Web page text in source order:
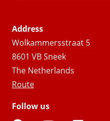
Address
Wolkammersstraat 5
8601 VB Sneek
The Netherlands
Route
Follow us